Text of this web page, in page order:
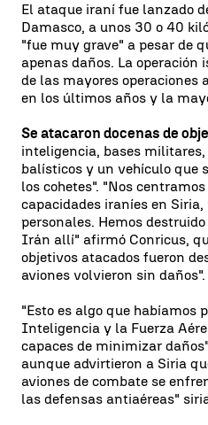
El ataque iraní fue lanzado
Damasco, a unos 30 o 40
"fue muy grave" a pesar de
apenas daños. La operación
de las mayores operaciones
en los últimos años y la
Se atacaron docenas de
inteligencia, bases
balísticos y un vehículo que
los cohetes". "Nos
capacidades iraníes en
personales. Hemos
Irán allí" afirmó Conricus,
objetivos atacados fueron
aviones volvieron sin daños".
"Esto es algo que habíamos
Inteligencia y la Fuerza
capaces de minimizar
aunque advirtieron a Siria
aviones de combate se
las defensas antiaéreas"